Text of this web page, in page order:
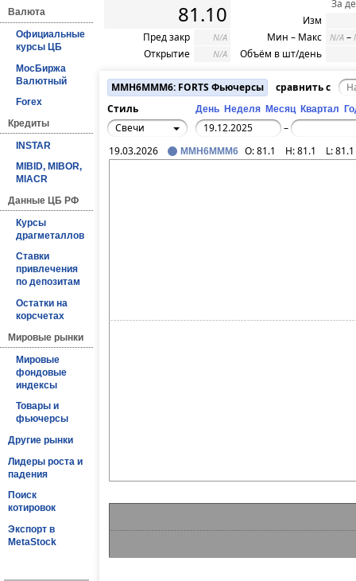
Валюта
Официальные
курсы ЦБ
МосБиржа
Валютный
Forex
Кредиты
INSTAR
MIBID, MIBOR,
MIACR
Данные ЦБ РФ
Курсы
драгметаллов
Ставки
привлечения
по депозитам
Остатки на
корсчетах
Мировые рынки
Мировые
фондовые
индексы
Товары и
фьючерсы
Другие рынки
Лидеры роста и
падения
Поиск
котировок
Экспорт в
MetaStock
81.10
Пред закр N/A
Открытие N/A
За
Изм
Мин – Макс
N/A –
Объём в шт/день
MMH6MMM6: FORTS Фьючерсы
сравнить с
Стиль
День Неделя Месяц Квартал
Свечи
–
19.03.2026
MMH6MMM6 O:81.1 H:81.1 L:81.1